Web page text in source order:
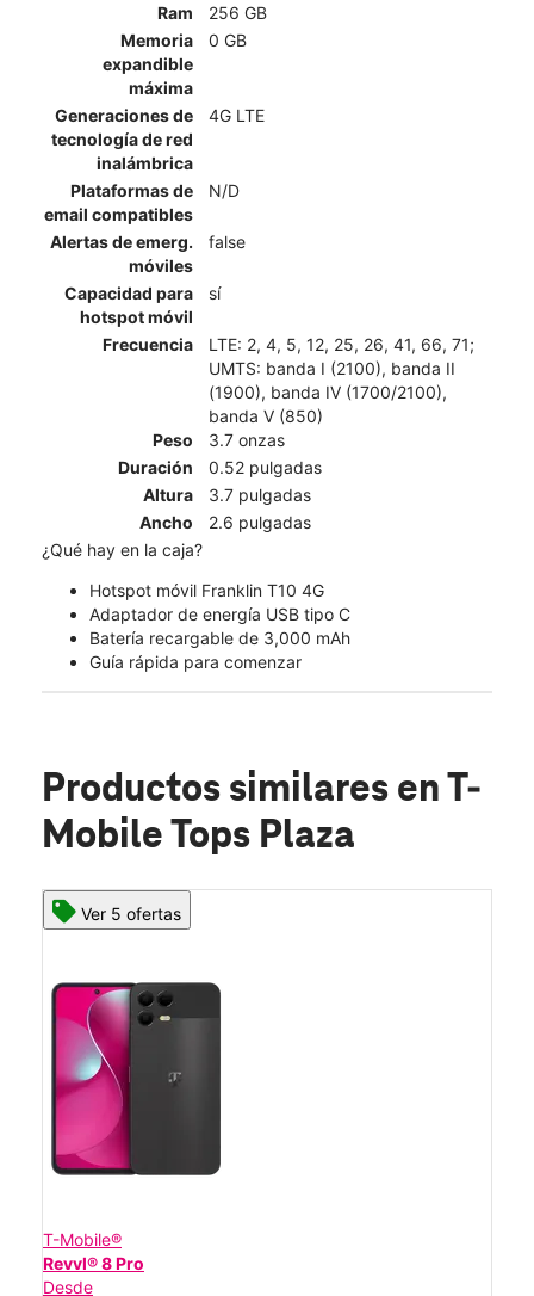
Ram
256 GB
Memoria
expandible
máxima
0 GB
Generaciones de
tecnología de red
inalámbrica
4G LTE
Plataformas de
email compatibles
N/D
Alertas de emerg.
móviles
false
Capacidad para
hotspot móvil
sí
Frecuencia
LTE: 2, 4, 5, 12, 25, 26, 41, 66, 71;
UMTS: banda I (2100), banda II
(1900), banda IV (1700/2100),
banda V (850)
Peso
3.7 onzas
Duración
0.52 pulgadas
Altura
3.7 pulgadas
Ancho
2.6 pulgadas
¿Qué hay en la caja?
Hotspot móvil Franklin T10 4G
Adaptador de energía USB tipo C
Batería recargable de 3,000 mAh
Guía rápida para comenzar
Productos similares en T-
Mobile Tops Plaza
Ver 5 ofertas
T-Mobile®
Revvl® 8 Pro
Desde